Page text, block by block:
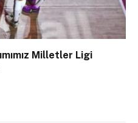
Milletler Ligi